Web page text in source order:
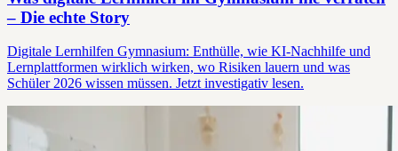
– Die echte Story
Digitale Lernhilfen Gymnasium: Enthülle, wie KI-Nachhilfe und
Lernplattformen wirklich wirken, wo Risiken lauern und was
Schüler 2026 wissen müssen. Jetzt investigativ lesen.